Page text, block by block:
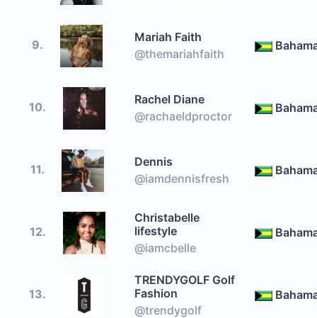
9.
Mariah Faith
@themariahfaith
10.
Rachel Diane
@rachaeldproctor
11.
Dennis
@iamdennisfresh
12.
Christabelle
lifestyle
@iamcbelle
13.
TRENDYGOLF Golf
Fashion
@trendygolf